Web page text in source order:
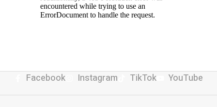
Facebook Instagram TikTok YouTube